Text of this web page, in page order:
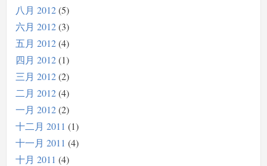
八月 2012 5
六月 2012 3
五月 2012 4
四月 2012 1
三月 2012 2
二月 2012 4
一月 2012 2
十二月 2011
1
十一月 2011 4
十月 2011 4